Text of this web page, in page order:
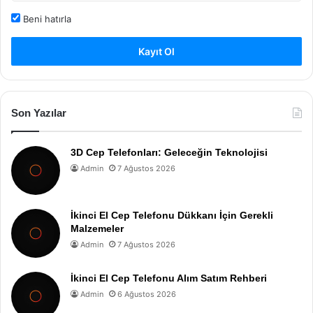
Beni hatırla
Kayıt Ol
Son Yazılar
3D Cep Telefonları: Geleceğin Teknolojisi
Admin 7 Ağustos 2026
İkinci El Cep Telefonu Dükkanı İçin Gerekli
Malzemeler
Admin 7 Ağustos 2026
İkinci El Cep Telefonu Alım Satım Rehberi
Admin 6 Ağustos 2026